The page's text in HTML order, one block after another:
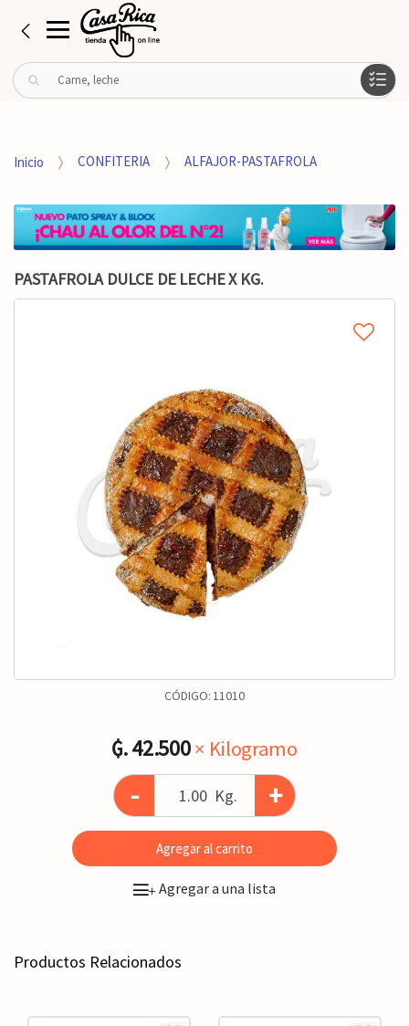
B
u
r
o
:
Inicio CONFITERIA ALFAJOR-PASTAFROLA
PASTAFROLA DULCE DE LECHE X KG.
CÓDIGO:11010
₲. 42.500× Kilogramo
- Kg. +
Agregar al carrito
+Agregar a una lista
Productos Relacionados